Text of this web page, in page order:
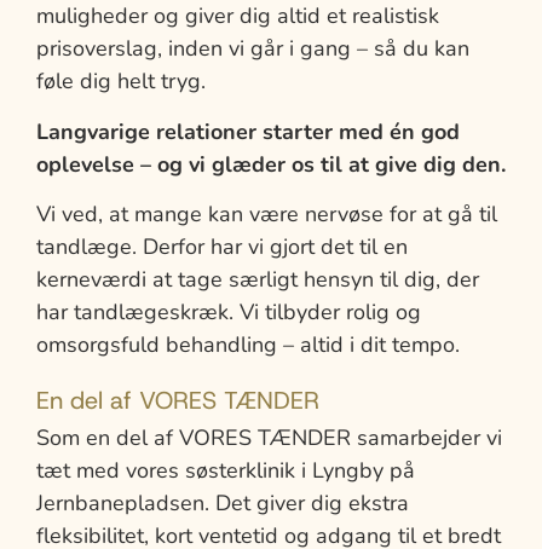
muligheder og giver dig altid et realistisk
prisoverslag, inden vi går i gang – så du kan
føle dig helt tryg.
Langvarige relationer starter med én god
oplevelse – og vi glæder os til at give dig den.
Vi ved, at mange kan være nervøse for at gå til
tandlæge. Derfor har vi gjort det til en
kerneværdi at tage særligt hensyn til dig, der
har tandlægeskræk. Vi tilbyder rolig og
omsorgsfuld behandling – altid i dit tempo.
En del af VORES TÆNDER
Som en del af VORES TÆNDER samarbejder vi
tæt med vores søsterklinik i Lyngby på
Jernbanepladsen. Det giver dig ekstra
fleksibilitet, kort ventetid og adgang til et bredt